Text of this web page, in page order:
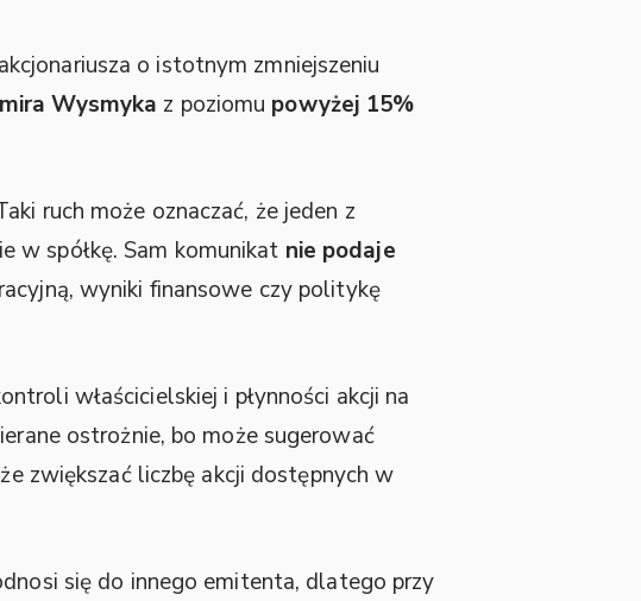
o istotnym zmniejszeniu
Wysmyka z poziomu powyżej 15%
ruch może oznaczać, że jeden z
w spółkę. Sam komunikat nie podaje
wyniki finansowe czy politykę
właścicielskiej i płynności akcji na
ostrożnie, bo może sugerować
zwiększać liczbę akcji dostępnych w
się do innego emitenta, dlatego przy